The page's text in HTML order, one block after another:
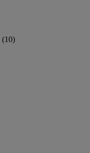
(10)